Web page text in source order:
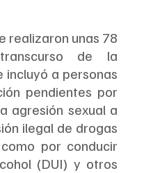
realizaron unas 78
de la
a personas
pendientes por
agresión sexual a
ilegal de drogas
por conducir
(DUI) y otros